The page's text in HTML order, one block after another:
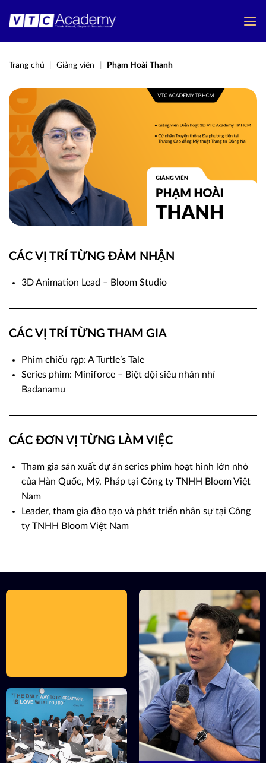
qua
Trang chủ Giảng viên Phạm Hoài Thanh
CÁC VỊ TRÍ TỪNG ĐẢM NHẬN
3D Animation Lead – Bloom Studio
CÁC VỊ TRÍ TỪNG THAM GIA
Phim chiếu rạp: A Turtle’s Tale
Series phim: Miniforce – Biệt đội siêu nhân nhí
Badanamu
CÁC ĐƠN VỊ TỪNG LÀM VIỆC
Tham gia sản xuất dự án series phim hoạt hình lớn nhỏ
của Hàn Quốc, Mỹ, Pháp tại Công ty TNHH Bloom Việt
Nam
Leader, tham gia đào tạo và phát triển nhân sự tại Công
ty TNHH Bloom Việt Nam